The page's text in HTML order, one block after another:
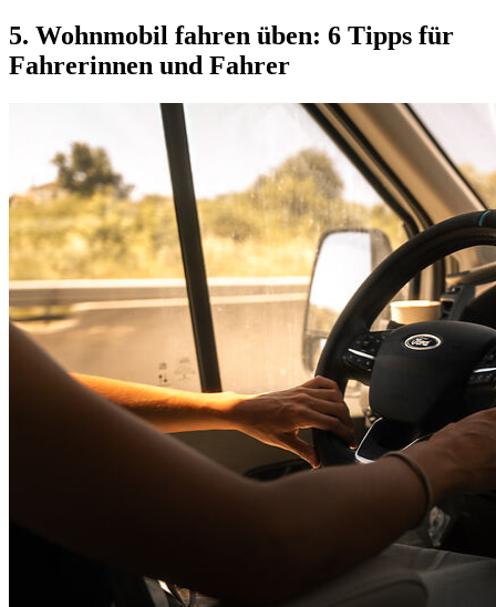
5. Wohnmobil fahren üben: 6 Tipps für
Fahrerinnen und Fahrer